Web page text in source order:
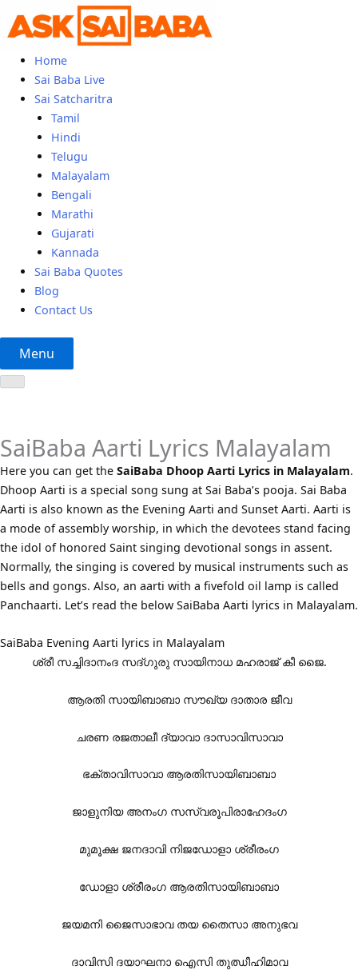
to
Home
Sai Baba Live
Sai Satcharitra
Tamil
Hindi
Telugu
Malayalam
Bengali
Marathi
Gujarati
Kannada
Sai Baba Quotes
Blog
Contact Us
Menu
SaiBaba Aarti Lyrics Malayalam
Here you can get the SaiBaba Dhoop Aarti Lyrics in Malayalam.
Dhoop Aarti is a special song sung at Sai Baba’s pooja. Sai Baba
Aarti is also known as the Evening Aarti and Sunset Aarti. Aarti is
a mode of assembly worship, in which the devotees stand facing
the idol of honored Saint singing devotional songs in assent.
Normally, the singing is covered by musical instruments such as
bells and gongs. Also, an aarti with a fivefold oil lamp is called
Panchaarti. Let’s read the below SaiBaba Aarti lyrics in Malayalam.
SaiBaba Evening Aarti lyrics in Malayalam
ശ്രീ സച്ചിദാനംദ സദ്ഗുരു സായിനാധ മഹരാജ് കീ ജൈ.
ആരതി സായിബാബാ സൗഖ്യ ദാതാര ജീവ
ചരണ രജതാലീ ദ്യാവാ ദാസാവിസാവാ
ഭക്താവിസാവാ ആരതിസായിബാബാ
ജാളുനിയ അനംഗ സസ്വരൂപിരാഹേദംഗ
മുമൂക്ഷ ജനദാവി നിജഡോളാ ശ്രീരംഗ
ഡോളാ ശ്രീരംഗ ആരതിസായിബാബാ
ജയമനി ജൈസാഭാവ തയ തൈസാ അനുഭവ
ദാവിസി ദയാഘനാ ഐസി തുഝീഹിമാവ